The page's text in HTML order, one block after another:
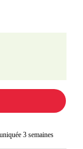
3 semaines